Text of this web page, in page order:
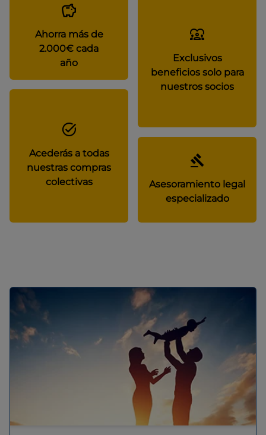
Ahorra más de
2.000€ cada
año
Exclusivos
beneficios solo para
nuestros socios
Acederás a todas
nuestras compras
colectivas
Asesoramiento legal
especializado